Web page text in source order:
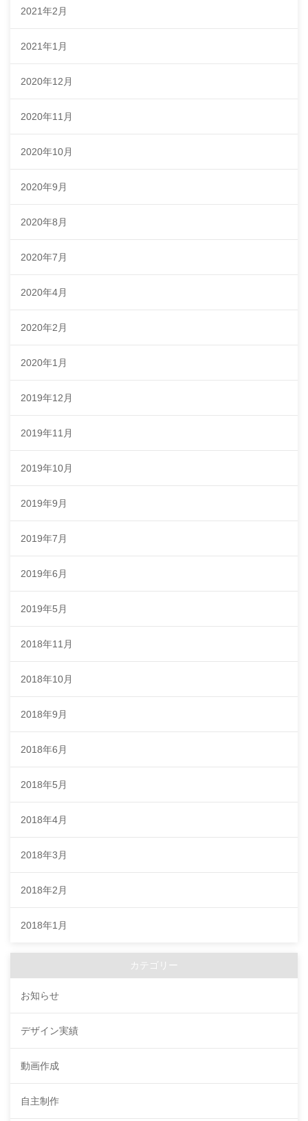
2021年2月
2021年1月
2020年12月
2020年11月
2020年10月
2020年9月
2020年8月
2020年7月
2020年4月
2020年2月
2020年1月
2019年12月
2019年11月
2019年10月
2019年9月
2019年7月
2019年6月
2019年5月
2018年11月
2018年10月
2018年9月
2018年6月
2018年5月
2018年4月
2018年3月
2018年2月
2018年1月
カテゴリー
お知らせ
デザイン実績
動画作成
自主制作